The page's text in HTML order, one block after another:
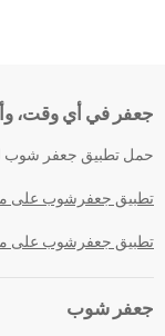
جعفر في أي وقت،
حمل تطبيق جعفر شوب
تطبيق جعفرشوب على
تطبيق جعفرشوب على
جعفر شوب